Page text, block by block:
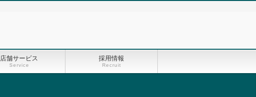
店舗サービス
Service
採用情報
Recruit